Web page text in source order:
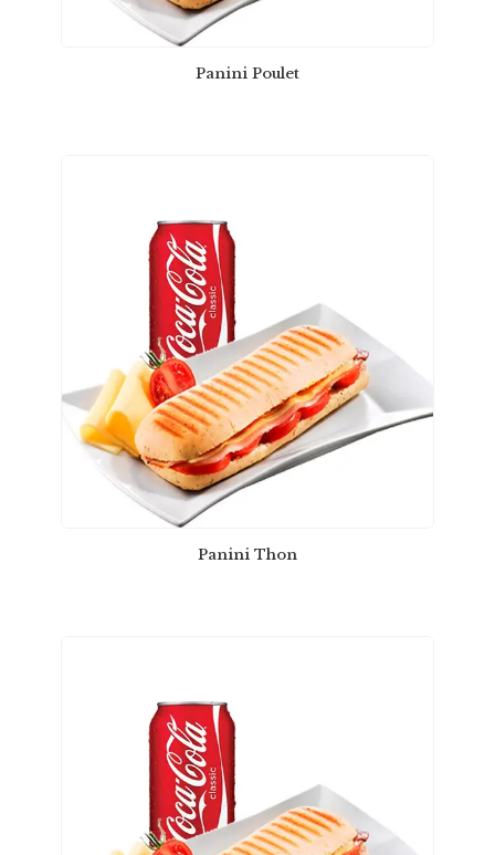
Panini Poulet
Panini Thon